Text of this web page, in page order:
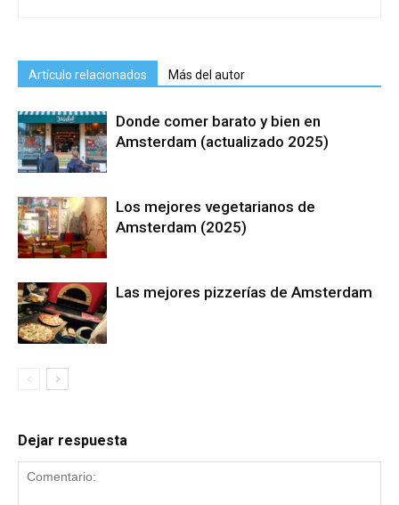
Artículo relacionados Más del autor
Donde comer barato y bien en
Amsterdam (actualizado 2025)
Los mejores vegetarianos de
Amsterdam (2025)
Las mejores pizzerías de Amsterdam
Dejar respuesta